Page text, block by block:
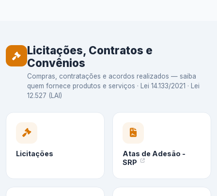
Licitações, Contratos e
Convênios
Compras, contratações e acordos realizados — saiba
quem fornece produtos e serviços · Lei 14.133/2021 · Lei
12.527 (LAI)
Licitações
Atas de Adesão -
SRP